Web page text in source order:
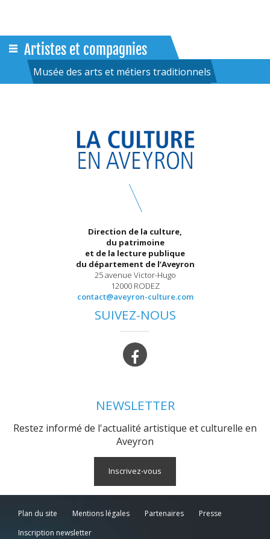
Artistes et compagnies
Musée des arts et métiers traditionnels
Direction de la culture,
du patrimoine
et de la lecture publique
du département de l’Aveyron
25 avenue Victor-Hugo
12000 RODEZ
contact@aveyron-culture.com
SUIVEZ-NOUS
NEWSLETTER
Restez informé de l'actualité artistique et culturelle en
Aveyron
Inscrivez-vous
Plan du site Mentions légales Partenaires
Presse
Inscription newsletter